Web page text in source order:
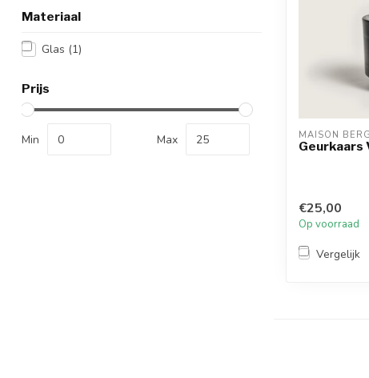
Materiaal
Glas (1)
Prijs
Min Max MAISON
Geurkaars
€25,00
Op voorraad
Vergelijk